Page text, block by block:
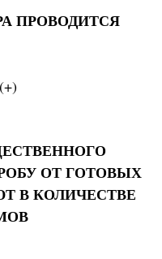
ПРОВОДИТСЯ
ОТ ГОТОВЫХ
В КОЛИЧЕСТВЕ